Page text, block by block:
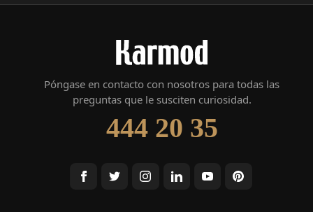
Póngase en contacto con nosotros para todas las
preguntas que le susciten curiosidad.
444 20 35